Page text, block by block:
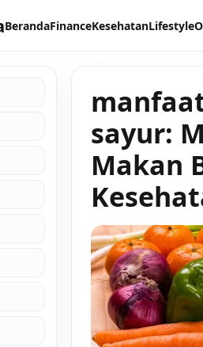
BerandaFinanceKesehatanLifestyle
sayur:
Makan